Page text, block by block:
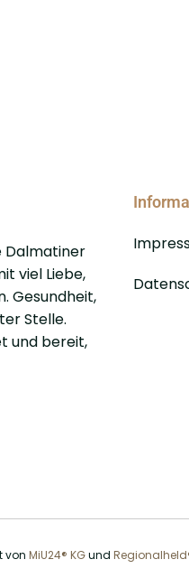
Dalmatiner
viel Liebe,
Gesundheit,
Stelle.
und bereit,
vonMiU24® KGund